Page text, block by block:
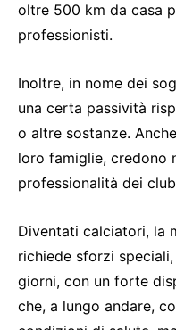
oltre 500 km da casa
professionisti.
Inoltre, in nome dei
una certa passività
o altre sostanze.
loro famiglie, credono
professionalità dei
Diventati calciatori, la
richiede sforzi
giorni, con un forte
che, a lungo andare,